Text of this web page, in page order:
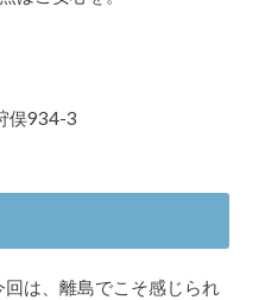
俣934-3
は、離島でこそ感じられ